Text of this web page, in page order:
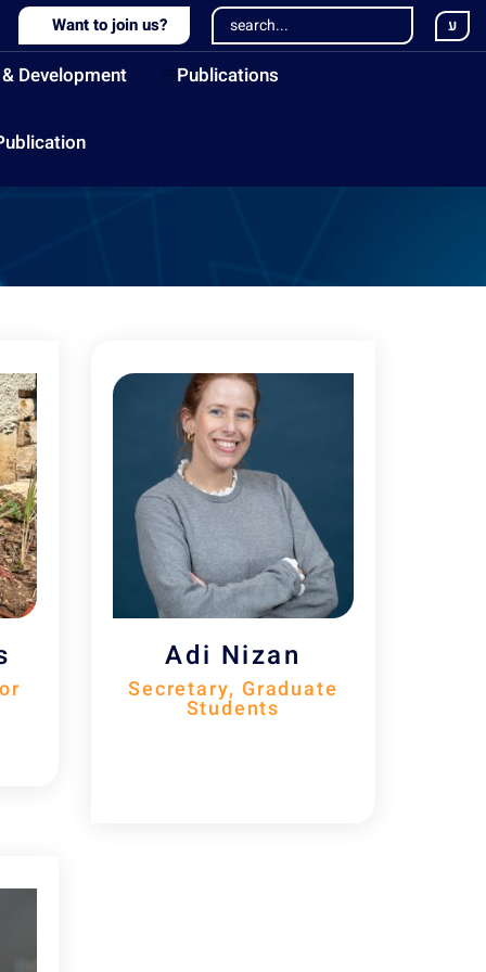
Want to join us? ע
Development Publications
Adi Nizan
Secretary, Graduate
Students